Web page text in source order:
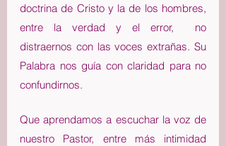
doctrina de Cristo y la de los hombres,
entre la verdad y el error,  no
distraernos con las voces extrañas. Su
Palabra nos guía con claridad para no
confundirnos.
Que aprendamos a escuchar la voz de
nuestro Pastor, entre más intimidad